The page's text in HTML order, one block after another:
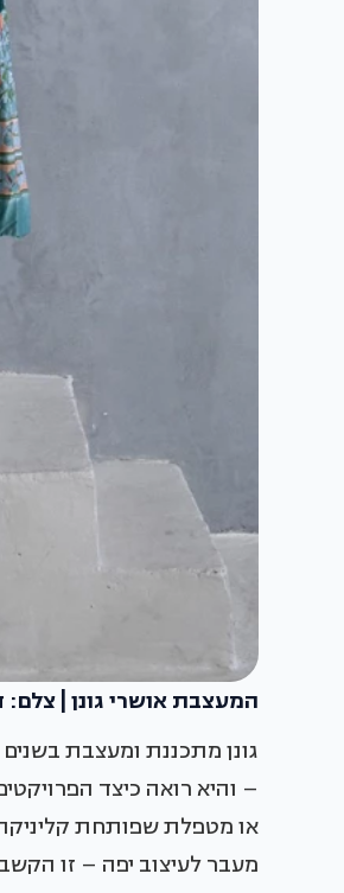
המעצבת אושרי גונן | צלם:
גונן מתכננת ומעצבת בשנים
– והיא רואה כיצד
או מטפלת שפותחת
מעבר לעיצוב יפה – זו